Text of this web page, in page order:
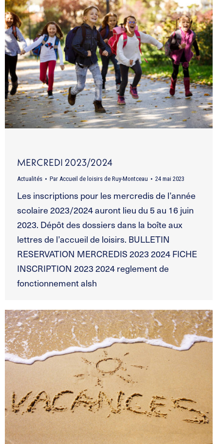
MERCREDI 2023/2024
Actualités Par Accueil de loisirs de Ruy-Montceau 24 mai 2023
Les inscriptions pour les mercredis de l’année
scolaire 2023/2024 auront lieu du 5 au 16 juin
2023. Dépôt des dossiers dans la boîte aux
lettres de l’accueil de loisirs. BULLETIN
RESERVATION MERCREDIS 2023 2024 FICHE
INSCRIPTION 2023 2024 reglement de
fonctionnement alsh